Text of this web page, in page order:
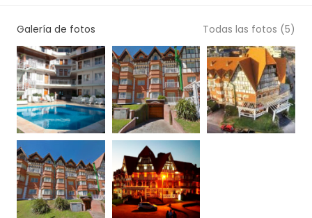
Galería de fotos Todas las fotos (5)